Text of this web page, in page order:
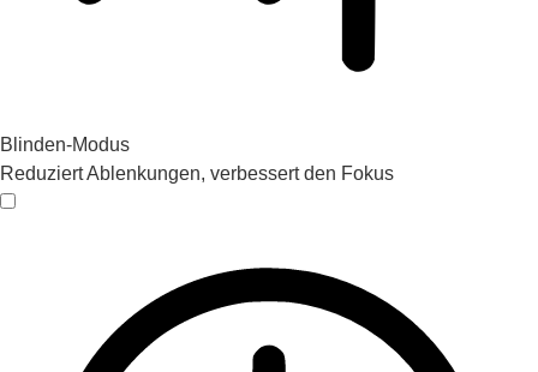
Blinden-Modus
Reduziert Ablenkungen, verbessert den Fokus